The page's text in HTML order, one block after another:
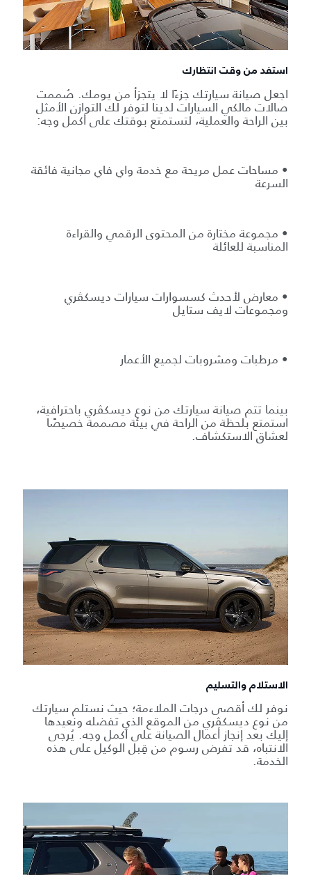
استفد من وقت انتظارك
اجعل صيانة سيارتك جزءًا لا يتجزأ من يومك. صُممت
صالات مالكي السيارات لدينا لتوفر لك التوازن الأمثل
بين الراحة والعملية، لتستمتع بوقتك على أكمل وجه:
• مساحات عمل مريحة مع خدمة واي فاي مجانية فائقة
السرعة
• مجموعة مختارة من المحتوى الرقمي والقراءة
المناسبة للعائلة
• معارض لأحدث كسسوارات سيارات ديسكڤري
ومجموعات لايف ستايل
• مرطبات ومشروبات لجميع الأعمار
بينما تتم صيانة سيارتك من نوع ديسكڤري باحترافية،
استمتع بلحظة من الراحة في بيئة مصممة خصيصًا
لعشاق الاستكشاف.
الاستلام والتسليم
نوفر لك أقصى درجات الملاءمة؛ حيث نستلم سيارتك
من نوع ديسكڤري من الموقع الذي تفضله ونعيدها
إليك بعد إنجاز أعمال الصيانة على أكمل وجه. يُرجى
الانتباه، قد تفرض رسوم من قِبل الوكيل على هذه
الخدمة.